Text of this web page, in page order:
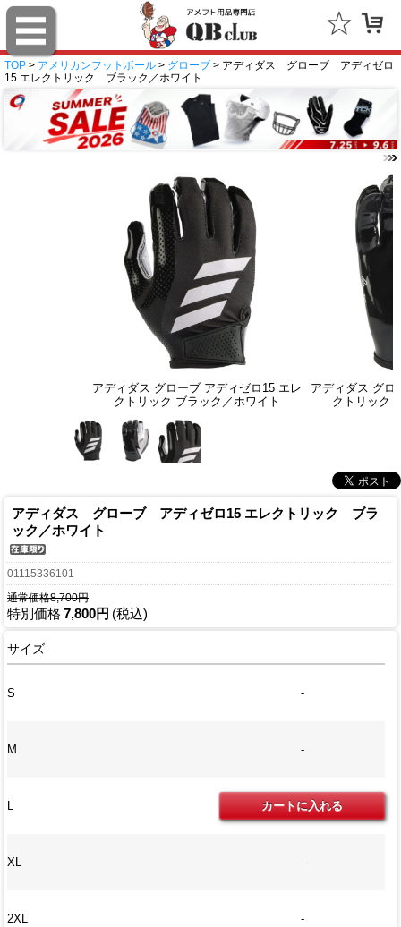
TOP > アメリカンフットボール > グローブ > アディダス グローブ アディゼロ
15 エレクトリック ブラック／ホワイト
アディダス グローブ アディゼロ15 エレ
クトリック ブラック／ホワイト
アディダス グロ
クトリック
アディダス グローブ アディゼロ15 エレクトリック ブラ
ック／ホワイト
01115336101
通常価格8,700円
特別価格 7,800円 (税込)
サイズ
S -
M -
L
XL -
2XL -